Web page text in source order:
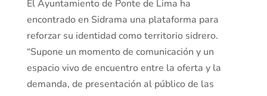
El Ayuntamiento de Ponte de Lima ha
encontrado en Sidrama una plataforma para
reforzar su identidad como territorio sidrero.
“Supone un momento de comunicación y un
espacio vivo de encuentro entre la oferta y la
demanda, de presentación al público de las